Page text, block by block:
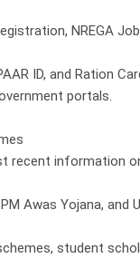
NREGA
ID, and Ration
portals.
recent information
Awas Yojana, and
student